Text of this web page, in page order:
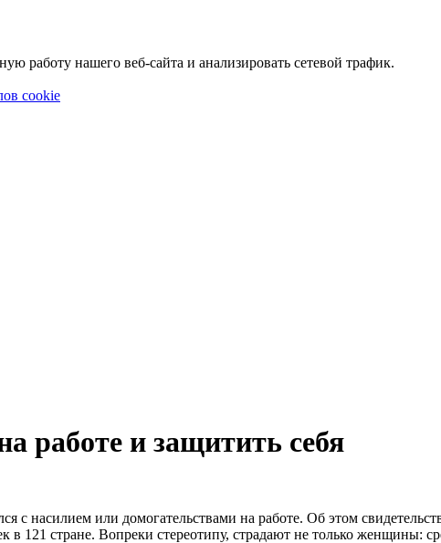
работу нашего веб-сайта и анализировать сетевой трафик.
cookie
работе и защитить себя
с насилием или домогательствами на работе. Об этом
в 121 стране. Вопреки стереотипу, страдают не только женщины: